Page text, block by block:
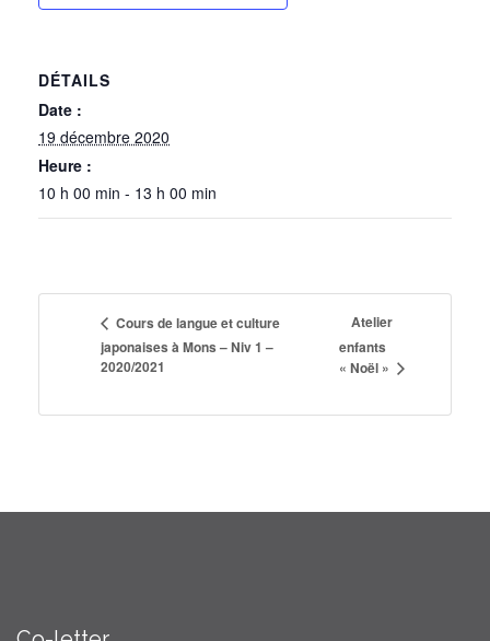
DÉTAILS
Date :
19 décembre 2020
Heure :
10 h 00 min - 13 h 00 min
Cours de langue et culture
japonaises à Mons – Niv 1 –
2020/2021
Atelier
enfants
« Noël »